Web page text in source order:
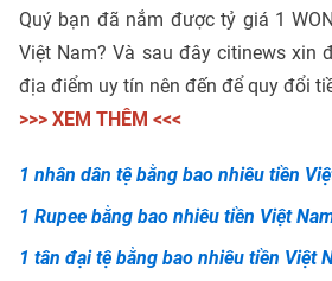
Quý bạn đã nắm được tỷ giá 1
Việt Nam? Và sau đây citinews xin
địa điểm uy tín nên đến để quy đổi
>>> XEM THÊM <<<
1 nhân dân tệ bằng bao nhiêu tiền
1 Rupee bằng bao nhiêu tiền Việt
1 tân đại tệ bằng bao nhiêu tiền Việt